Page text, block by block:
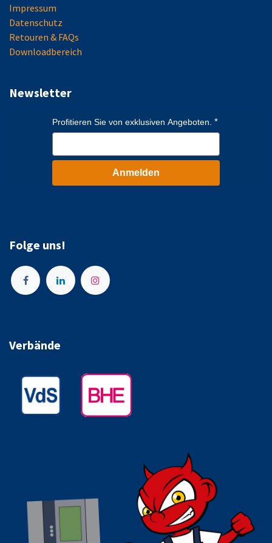
Impressum
Datenschutz
Retouren & FAQs
Downloadbereich
Newsletter
Profitieren Sie von exklusiven Angeboten.
Anmelden
Folge uns!
Verbände